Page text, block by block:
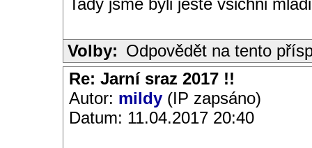
Tady jsme byli jeste vsichni
Volby: Odpovědět na tento
Re: Jarní sraz 2017 !!
Autor: mildy (IP zapsáno)
Datum: 11.04.2017 20:40